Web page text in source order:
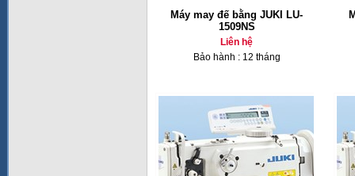
Máy may đế bằng JUKI LU-
1509NS
Liên hệ
Bảo hành : 12 tháng